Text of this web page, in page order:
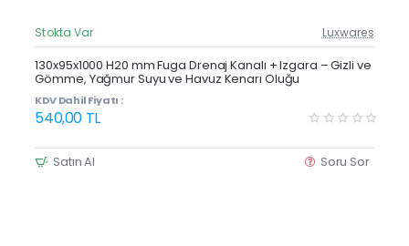
Güncel Fiyat
Yeni Ürün
Stokta Var Luxwares
130x95x1000 H20 mm Fuga Drenaj Kanalı + Izgara – Gizli ve
Gömme, Yağmur Suyu ve Havuz Kenarı Oluğu
KDV Dahil Fiyatı :
540,00 TL
Satın Al Soru Sor